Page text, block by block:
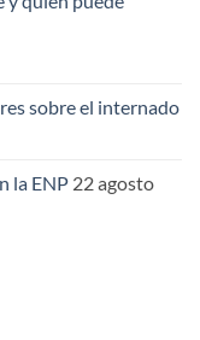
sobre el internado
la ENP 22 agosto